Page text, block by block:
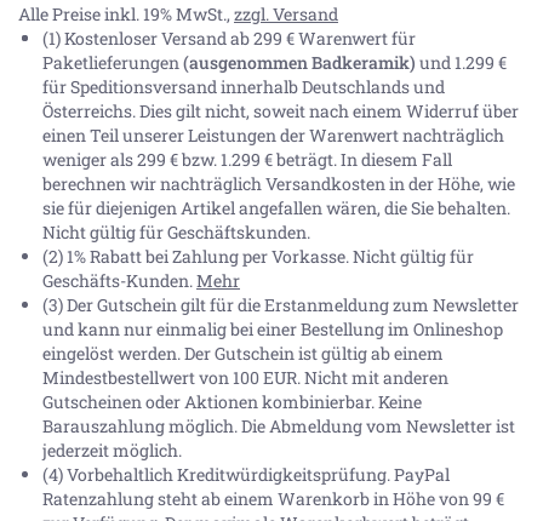
Alle Preise inkl. 19% MwSt., zzgl. Versand
(1) Kostenloser Versand ab 299 € Warenwert für
Paketlieferungen(ausgenommen Badkeramik) und 1.299 €
für Speditionsversand innerhalb Deutschlands und
Österreichs. Dies gilt nicht, soweit nach einem Widerruf über
einen Teil unserer Leistungen der Warenwert nachträglich
weniger als 299 € bzw. 1.299 € beträgt. In diesem Fall
berechnen wir nachträglich Versandkosten in der Höhe, wie
sie für diejenigen Artikel angefallen wären, die Sie behalten.
Nicht gültig für Geschäftskunden.
(2) 1% Rabatt bei Zahlung per Vorkasse. Nicht gültig für
Geschäfts-Kunden.Mehr
(3) Der Gutschein gilt für die Erstanmeldung zum Newsletter
und kann nur einmalig bei einer Bestellung im Onlineshop
eingelöst werden. Der Gutschein ist gültig ab einem
Mindestbestellwert von 100 EUR. Nicht mit anderen
Gutscheinen oder Aktionen kombinierbar. Keine
Barauszahlung möglich. Die Abmeldung vom Newsletter ist
jederzeit möglich.
(4) Vorbehaltlich Kreditwürdigkeitsprüfung. PayPal
Ratenzahlung steht ab einem Warenkorb in Höhe von99 €